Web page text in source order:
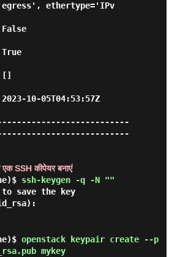
ethertype='IPv
10-05T04:53:57Z
SSH कीपेयर बनाएं
ssh-keygen -q -N ""
save the key
openstack keypair create --p
mykey